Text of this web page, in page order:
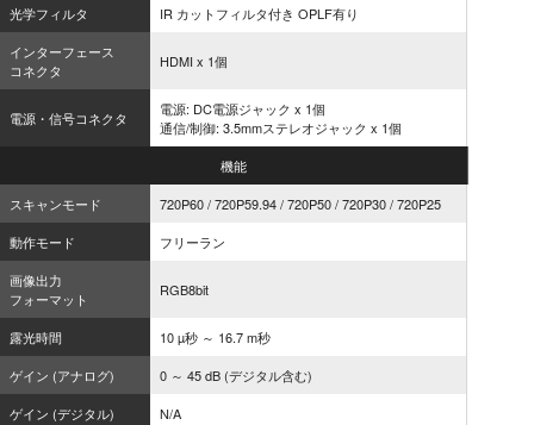
光学フィルタ
IR カットフィルタ付き OPLF有り
インターフェース
コネクタ
HDMI x 1個
電源・信号コネクタ
電源: DC電源ジャック x 1個
通信/制御: 3.5mmステレオジャック x 1個
機能
スキャンモード
720P60 / 720P59.94 / 720P50 / 720P30 / 720P25
動作モード
フリーラン
画像出力
フォーマット
RGB8bit
露光時間
10 µ秒 ～ 16.7 m秒
ゲイン (アナログ)
0 ～ 45 dB (デジタル含む)
ゲイン (デジタル)
N/A